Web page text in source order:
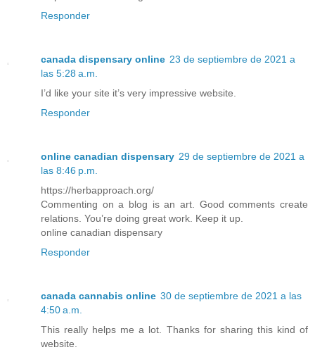
Responder
canada dispensary online 23 de septiembre de 2021 a
las 5:28 a.m.
I’d like your site it’s very impressive website.
Responder
online canadian dispensary 29 de septiembre de 2021 a
las 8:46 p.m.
https://herbapproach.org/
Commenting on a blog is an art. Good comments create
relations. You’re doing great work. Keep it up.
online canadian dispensary
Responder
canada cannabis online 30 de septiembre de 2021 a las
4:50 a.m.
This really helps me a lot. Thanks for sharing this kind of
website.